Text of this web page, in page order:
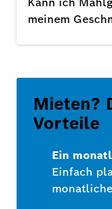
meinem
Mieten?
Vorteile
Ein
Einfach